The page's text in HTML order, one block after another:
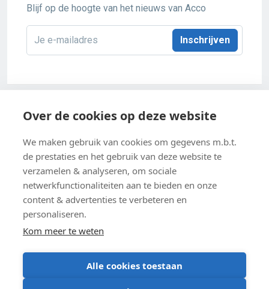
Blijf op de hoogte van het nieuws van Acco
Privacybeleid
Cookie-instellingen
Over de cookies op deze website
We maken gebruik van cookies om gegevens m.b.t.
de prestaties en het gebruik van deze website te
verzamelen & analyseren, om sociale
netwerkfunctionaliteiten aan te bieden en onze
content & advertenties te verbeteren en
personaliseren.
Kom meer te weten
Alle cookies toestaan